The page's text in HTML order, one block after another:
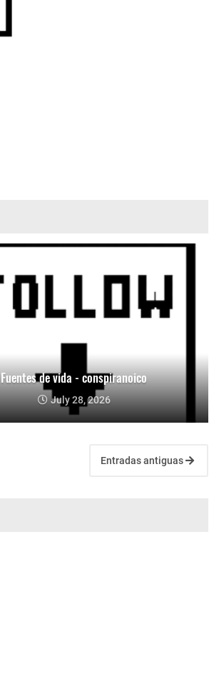
Fuentes de vida - conspiranoico
July 28, 2026
Entradas antiguas